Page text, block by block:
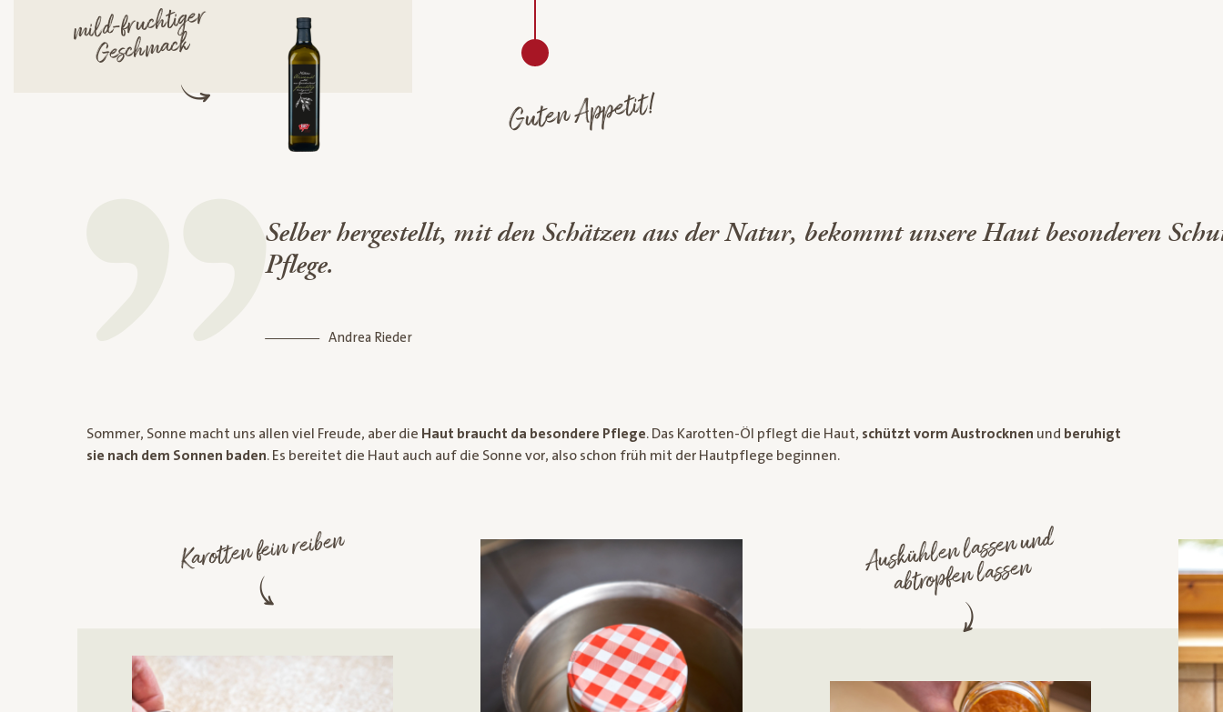
mild-fruchtiger
Gesch
mack
Guten Appetit!
Selber hergestellt, mit den Schätzen aus der Natur, bekommt unsere Haut besonderen
Pflege.
Andrea Rieder
Sommer, Sonne macht uns allen viel Freude, aber die Haut braucht da besondere Pflege. Das Karotten-Öl pflegt die Haut, schützt vorm Austrocknen und beruhigt
sie nach dem Sonnen baden. Es bereitet die Haut auch auf die Sonne vor, also schon früh mit der Hautpflege beginnen.
Karotten fein reiben Auskühlen lassen und
abtropfen lassen